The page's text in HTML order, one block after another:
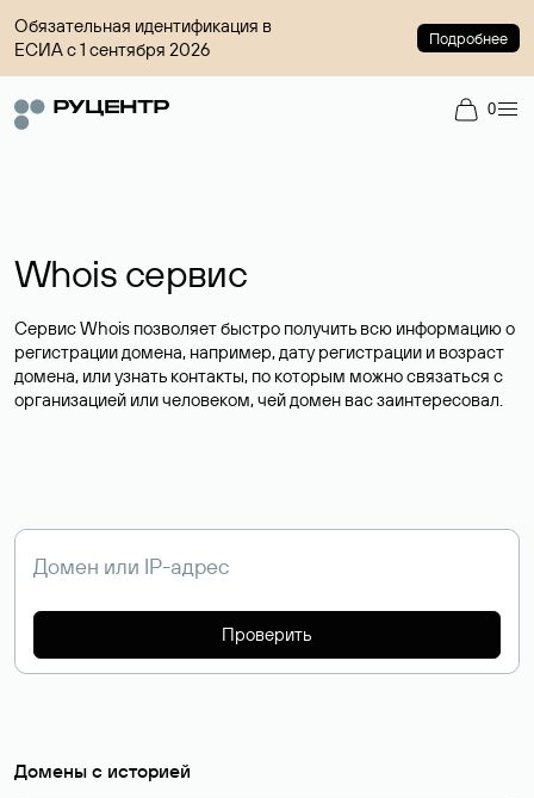
Обязательная идентификация в
ЕСИА с 1 сентября 2026
Подробнее
0
Whois сервис
Сервис Whois позволяет быстро получить всю информацию о
регистрации домена, например, дату регистрации и возраст
домена, или узнать контакты, по которым можно связаться с
организацией или человеком, чей домен вас заинтересовал.
Проверить
Домены с историей